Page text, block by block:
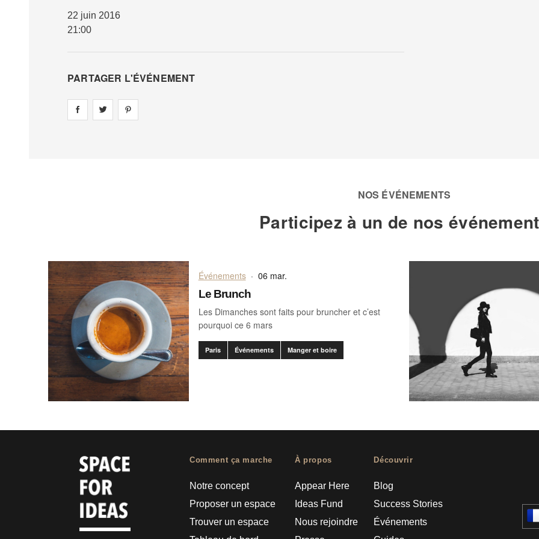
22 juin 2016
21:00
PARTAGER L'ÉVÉNEMENT
Share on facebook
Share on
NOS ÉVÉNEMENTS
Participez à un de nos
Événements · 06 mar.
Le Brunch
Les Dimanches sont faits pour bruncher et c’est
pourquoi ce 6 mars
Paris Événements Manger et boire
Comment ça marche
Notre concept
Proposer un espace
Trouver un espace
À propos
Appear Here
Ideas Fund
Nous rejoindre
Découvrir
Blog
Success Stories
Événements